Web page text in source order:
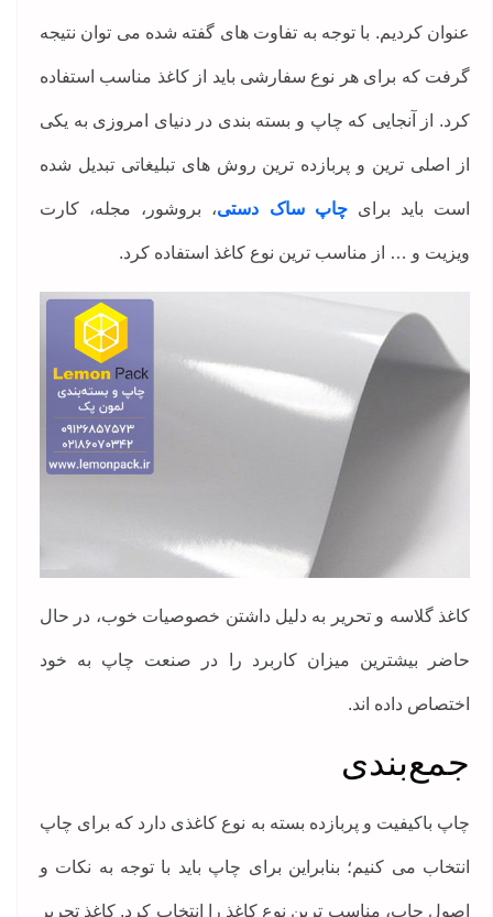
عنوان کردیم. با توجه به تفاوت های گفته شده می توان نتیجه
گرفت که برای هر نوع سفارشی باید از کاغذ مناسب استفاده
کرد. از آنجایی که چاپ و بسته‌ بندی در دنیای امروزی به یکی
از اصلی ترین و پربازده ترین روش های تبلیغاتی تبدیل شده
است باید برایچاپ ساک دستی، بروشور، مجله، کارت
ویزیت و … از مناسب ترین نوع کاغذ استفاده کرد.
کاغذ گلاسه و تحریر به دلیل داشتن خصوصیات خوب، در حال
حاضر بیشترین میزان کاربرد را در صنعت چاپ به خود
اختصاص داده اند.
جمع‌بندی
چاپ باکیفیت و پربازده بسته به نوع کاغذی دارد که برای چاپ
انتخاب می کنیم؛ بنابراین برای چاپ باید با توجه به نکات و
اصول چاپ، مناسب ترین نوع کاغذ را انتخاب کرد. کاغذ تحریر